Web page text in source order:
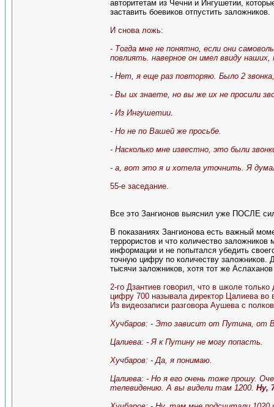
авторитетам из Чечни и Ингушетии,
заставить боевиков отпустить заложников.
И снова ложь:
- Тогда мне не понятно, если они
повлиять. наверное он имел ввиду
- Нет, я еще раз повторяю. Было 2
- Вы их знаете, но вы же их не просили
- Из Ингушетии.
- Но не по Вашей же просьбе.
- Насколько мне известно, это были
- а, вот это я и хотела уточнить. Я
55-е заседание.
Все это Зангионов выяснил уже ПОСЛЕ
В показаниях Зангионова есть важный
террористов и что количество
информации и не попытался убедить
точную цифру по количеству заложников.
тысячи заложников, хотя тот же
2-го Дзантиев говорил, что в школе
цифру 700 называла директор Цалиева во
Из видеозаписи разговора Аушева с
Хучбаров: - Это зависит от Путина, от
Цалиева: - Я к Путину не могу попасть.
Хучбаров: - Да, я понимаю.
Цалиева: - Но я его очень тоже прошу.
телевидению. А вы видели там 1200. Ну,